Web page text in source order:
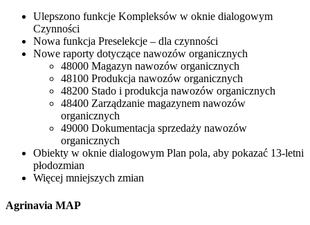
Ulepszono funkcje Kompleksów w oknie dialogowym
Czynności
Nowa funkcja Preselekcje – dla czynności
Nowe raporty dotyczące nawozów organicznych
48000 Magazyn nawozów organicznych
48100 Produkcja nawozów organicznych
48200 Stado i produkcja nawozów organicznych
48400 Zarządzanie magazynem nawozów
organicznych
49000 Dokumentacja sprzedaży nawozów
organicznych
Obiekty w oknie dialogowym Plan pola, aby pokazać 13-letni
płodozmian
Więcej mniejszych zmian
Agrinavia MAP